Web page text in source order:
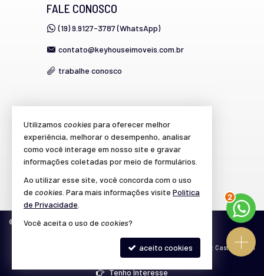
FALE CONOSCO
(19) 9.9127-3787 (WhatsApp)
contato@keyhouseimoveis.com.br
trabalhe conosco
cadastre seu imóvel
imóveis favoritos
mapa de imóveis
© 2026CRECI/SP 39.864-J Política de Privacidade
Site para imobiliárias : Castel Digital
3
Tenho Interesse
Utilizamos cookiespara oferecer melhor
experiência, melhorar o desempenho, analisar
como você interage em nosso site e gravar
informações coletadas por meio de formulários.
Ao utilizar esse site, você concorda com o uso
de cookies . Para mais informações visite Política
de Privacidade
Você aceita o uso de cookies?
aceito cookies